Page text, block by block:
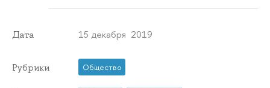
Дата 15 декабря 2019
Рубрики Общество